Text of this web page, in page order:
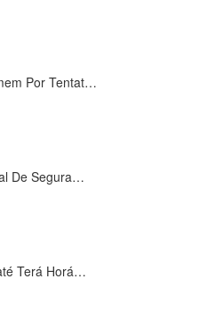
Por Tentat…
De Segura…
Terá Horá…